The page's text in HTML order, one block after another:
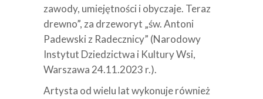
zawody, umiejętności i obyczaje. Teraz
drewno”, za drzeworyt „św. Antoni
Padewski z Radecznicy” (Narodowy
Instytut Dziedzictwa i Kultury Wsi,
Warszawa 24.11.2023 r.).
Artysta od wielu lat wykonuje również